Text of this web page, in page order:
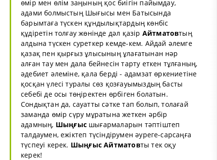
өмір мен өлім заңының қос биігін пайымдау,
адами болмыстың Шығысы мен Батысында
барымтаға түскен құндылықтардың көнбіс
құдіретін толғау жөнінде дәл қазір Айтматовтың
алдына түскен суреткер кемде-кем. Айдай әлемге
қазақ пен қырғыз ұлысының ұлағатынан нәр
алған тау мен дала бейнесін тарту еткен тұлғаның,
әдебиет әлеміне, қала берді - адамзат өркениетіне
қосқан үлесі туралы сөз қозғауымыздың басты
себебі де осы төңіректен өрбіген болатын.
Сондықтан да, сауатты сәтке тап болып, толағай
заманда өмір сүру мұратына жеткен әрбір
адамның, Шыңғысшығармаларын тәптіштеп
талдаумен, ежіктеп түсіндірумен әуреге-сарсаңға
түспеуі керек. Шыңғыс Айтматовты тек оқу
керек!